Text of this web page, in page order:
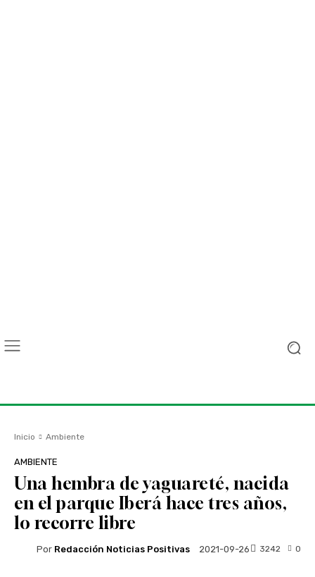
Inicio Ambiente
AMBIENTE
Una hembra de yaguareté, nacida
en el parque Iberá hace tres años,
lo recorre libre
Por Redacción Noticias Positivas 2021-09-26 0
3242